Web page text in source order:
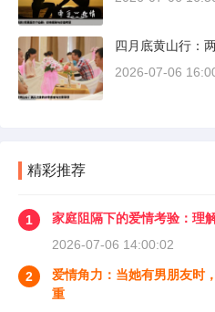
四月底黄山行：
2026-07-06
精彩推荐
1
家庭阻隔下的爱情考验：理
2026-07-06 14:00:02
2
爱情角力：当她有男朋友时
重